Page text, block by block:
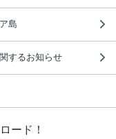
島
するお知らせ
ード！